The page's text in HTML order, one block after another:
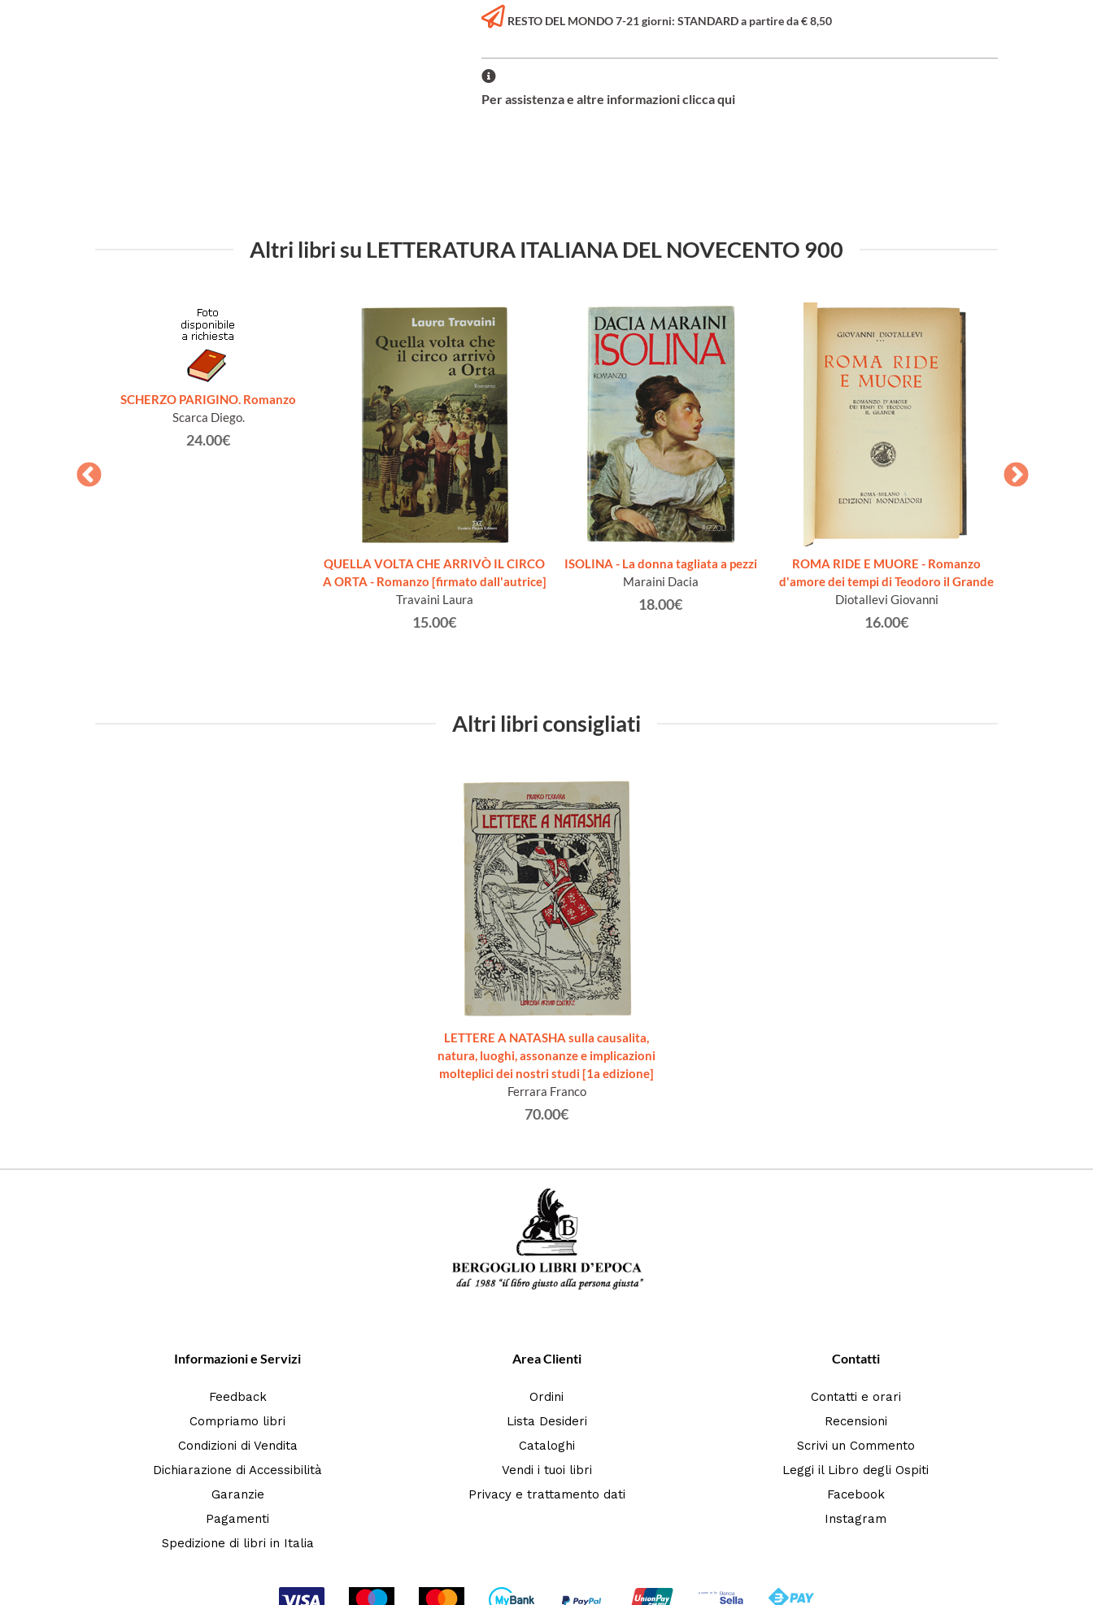
RESTO DEL MONDO 7-21 giorni: STANDARD a partire da € 8,50
Per assistenza e altre informazioni clicca qui
Altri libri su LETTERATURA ITALIANA DEL NOVECENTO 900
SCHERZO PARIGINO. Romanzo
Scarca Diego.
24.00€
QUELLA VOLTA CHE ARRIVÒ IL CIRCO
A ORTA - Romanzo [firmato dall'autrice]
Travaini Laura
15.00€
ISOLINA - La donna tagliata a pezzi
Maraini Dacia
18.00€
ROMA RIDE E MUORE - Romanzo
d'amore dei tempi di Teodoro il Grande
Diotallevi Giovanni
16.00€
Altri libri consigliati
LETTERE A NATASHA sulla causalita,
natura, luoghi, assonanze e implicazioni
molteplici dei nostri studi [1a edizione]
Ferrara Franco
70.00€
Informazioni e Servizi
Feedback
Compriamo libri
Condizioni di Vendita
Dichiarazione di Accessibilità
Garanzie
Pagamenti
Spedizione di libri in Italia
Area Clienti
Ordini
Lista Desideri
Cataloghi
Vendi i tuoi libri
Privacy e trattamento dati
Contatti
Contatti e orari
Recensioni
Scrivi un Commento
Leggi il Libro degli Ospiti
Facebook
Instagram